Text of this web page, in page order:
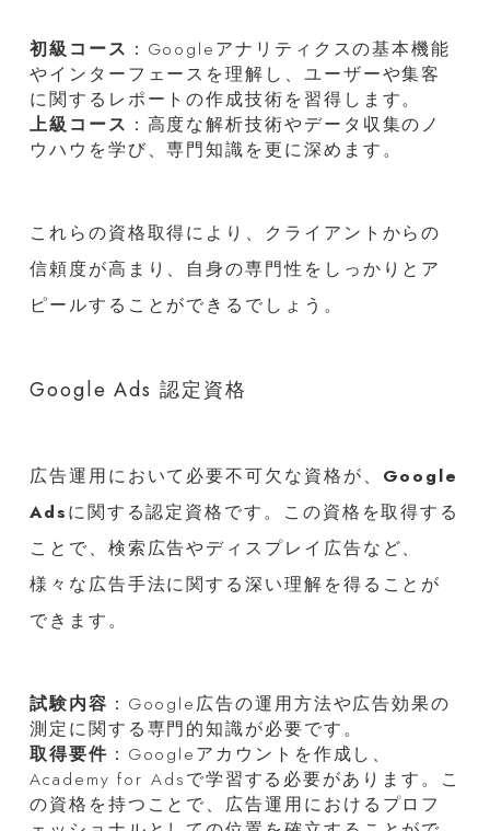
初級コース ：Googleアナリティクスの基本機能
やインターフェースを理解し、ユーザーや集客
に関するレポートの作成技術を習得します。
上級コース ：高度な解析技術やデータ収集のノ
ウハウを学び、専門知識を更に深めます。
これらの資格取得により、クライアントからの
信頼度が高まり、自身の専門性をしっかりとア
ピールすることができるでしょう。
Google Ads 認定資格
広告運用において必要不可欠な資格が、 Google
Adsに関する認定資格です。この資格を取得する
ことで、検索広告やディスプレイ広告など、
様々な広告手法に関する深い理解を得ることが
できます。
試験内容 ：Google広告の運用方法や広告効果の
測定に関する専門的知識が必要です。
取得要件 ：Googleアカウントを作成し、
Academy for Adsで学習する必要があります。こ
の資格を持つことで、広告運用におけるプロフ